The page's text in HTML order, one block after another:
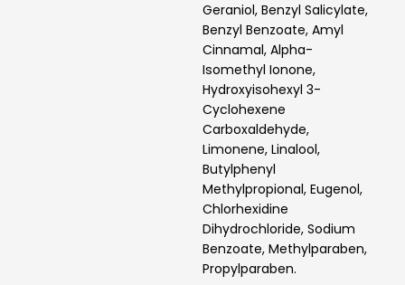
Geraniol, Benzyl Salicylate,
Benzyl Benzoate, Amyl
Cinnamal, Alpha-
Isomethyl Ionone,
Hydroxyisohexyl 3-
Cyclohexene
Carboxaldehyde,
Limonene, Linalool,
Butylphenyl
Methylpropional, Eugenol,
Chlorhexidine
Dihydrochloride, Sodium
Benzoate, Methylparaben,
Propylparaben.